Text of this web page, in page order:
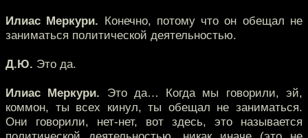
Илиас Меркури. Конечно, потому что он обещал не
заниматься политической деятельностью.
Д.Ю. Это да.
Илиас Меркури. Это да… Когда мы говорили, эй,
коммон, ты всех кинул, ты обещал не заниматься.
Они говорили, нет-нет, вот здесь, это называется